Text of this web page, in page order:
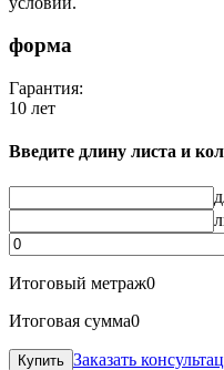
форма
Гарантия:
10 лет
Введите длину листа и
Итоговый метраж0
Итоговая сумма0
Заказать